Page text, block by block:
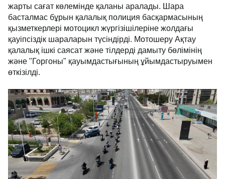
жарты сағат көлемінде қаланы аралады. Шара
басталмас бұрын қалалық полиция басқармасының
қызметкерлері мотоцикл жүргізішілеріне жолдағы
қауіпсіздік шараларын түсіндірді. Мотошеру Ақтау
қалалық ішкі саясат және тілдерді дамыту бөлімінің
және "Горгоны" қауымдастығының ұйымдастыруымен
өткізілді.